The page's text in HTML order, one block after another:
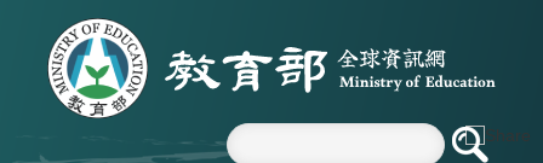
跳到主要內容區塊